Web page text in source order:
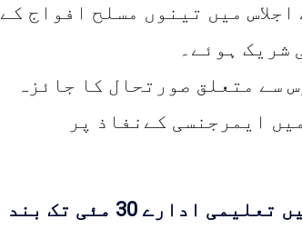
میں تینوں مسلح افواج کے
شریک ہوئے۔
سے متعلق صورتحال کا جائزہ
ایمرجنسی کےنفاذ پر
کورونا کا خطرہ: سندھ میں تعلیمی ادارے 30 مئی تک بند